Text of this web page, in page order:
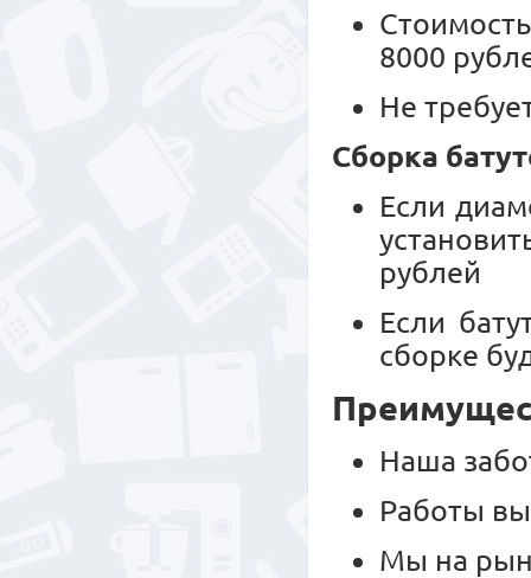
8000
Не
Сборка
Если
рублей
Если
сборке
Наша
Работы
Мы на